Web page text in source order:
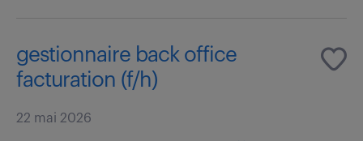
gestionnaire back office
facturation (f/h)
22 mai 2026